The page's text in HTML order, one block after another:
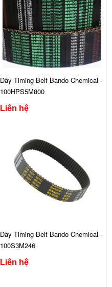
Dây Timing Belt Bando Chemical -
100HPS5M800
Liên hệ
Dây Timing Belt Bando Chemical -
100S3M246
Liên hệ